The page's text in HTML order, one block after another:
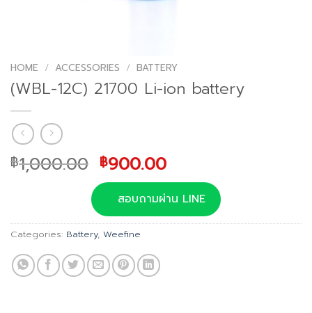
HOME / ACCESSORIES / BATTERY
(WBL-12C) 21700 Li-ion battery
฿1,000.00 Original
price
was:
฿1,000.00.
฿900.00Current
price
is:
฿900.00.
สอบถามผ่าน LINE
Categories: Battery, Weefine